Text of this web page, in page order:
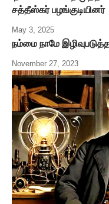
சத்தீஸ்கர் பழங்குடியினர்
May 3, 2025
நம்மை நாமே
November 27, 2023